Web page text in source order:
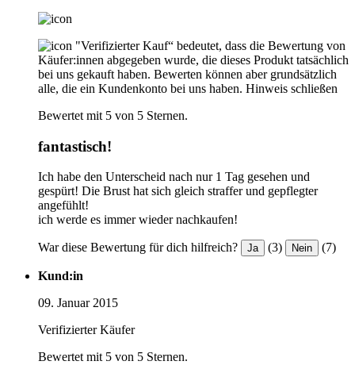
"Verifizierter Kauf“ bedeutet, dass die Bewertung von
Käufer:innen abgegeben wurde, die dieses Produkt tatsächlich
bei uns gekauft haben. Bewerten können aber grundsätzlich
alle, die ein Kundenkonto bei uns haben. Hinweis schließen
Bewertet mit 5 von 5 Sternen.
fantastisch!
Ich habe den Unterscheid nach nur 1 Tag gesehen und
gespürt! Die Brust hat sich gleich straffer und gepflegter
angefühlt!
ich werde es immer wieder nachkaufen!
War diese Bewertung für dich hilfreich? Ja (3) Nein (7)
Kund:in
09. Januar 2015
Verifizierter Käufer
Bewertet mit 5 von 5 Sternen.